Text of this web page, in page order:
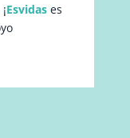
Esvidas es